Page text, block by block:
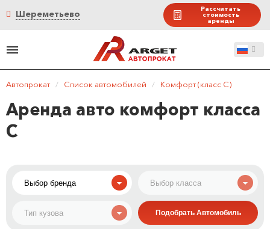
Шереметьево Рассчитать
стоимость
аренды
Автопрокат / Список автомобилей / Комфорт (класс C)
Аренда авто комфорт класса
C